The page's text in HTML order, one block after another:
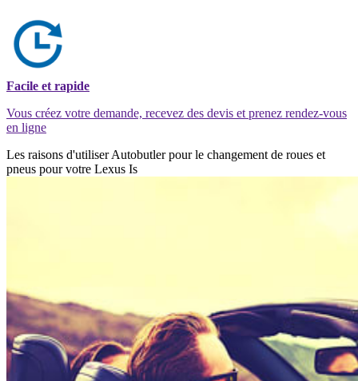
Facile et rapide
Vous créez votre demande, recevez des devis et prenez rendez-vous
en ligne
Les raisons d'utiliser Autobutler pour le changement de roues et
pneus pour votre Lexus Is